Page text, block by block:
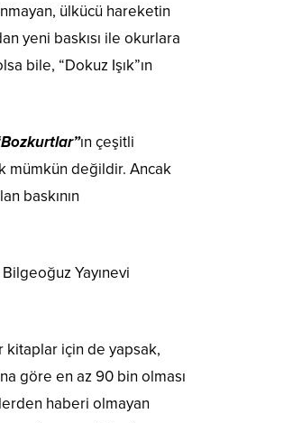
ülkücü hareketin
yeni baskısı ile okurlara
bile, “Dokuz Işık”ın
ın çeşitli
mümkün değildir. Ancak
baskının
Yayınevi
kitaplar için de yapsak,
göre en az 90 bin olması
haberi olmayan